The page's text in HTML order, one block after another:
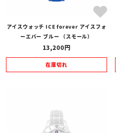
アイスウォッチ ICE forever アイスフォ
ーエバー ブルー （スモール）
13,200
在庫切れ